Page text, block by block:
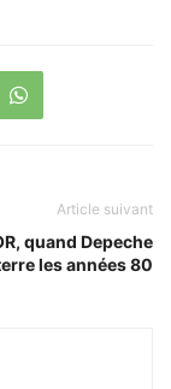
Article suivant
quand Depeche
les années 80